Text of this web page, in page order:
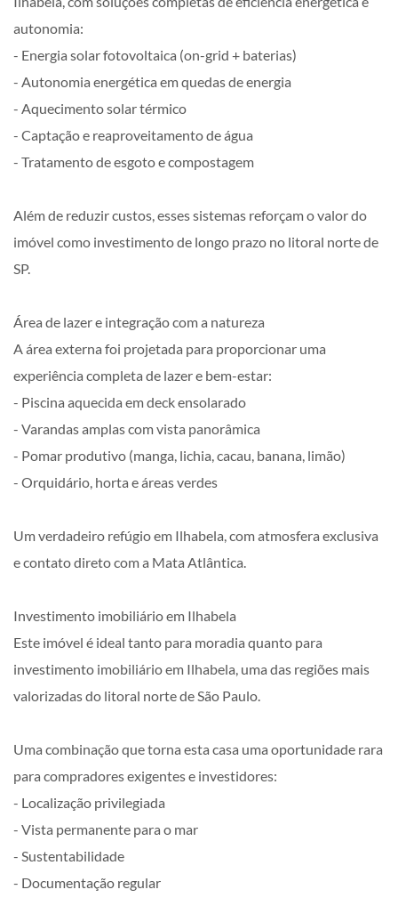
autonomia:
- Energia solar fotovoltaica (on-grid + baterias)
- Autonomia energética em quedas de energia
- Aquecimento solar térmico
- Captação e reaproveitamento de água
- Tratamento de esgoto e compostagem
Além de reduzir custos, esses sistemas reforçam o valor do
imóvel como investimento de longo prazo no litoral norte de
SP.
Área de lazer e integração com a natureza
A área externa foi projetada para proporcionar uma
experiência completa de lazer e bem-estar:
- Piscina aquecida em deck ensolarado
- Varandas amplas com vista panorâmica
- Pomar produtivo (manga, lichia, cacau, banana, limão)
- Orquidário, horta e áreas verdes
Um verdadeiro refúgio em Ilhabela, com atmosfera exclusiva
e contato direto com a Mata Atlântica.
Investimento imobiliário em Ilhabela
Este imóvel é ideal tanto para moradia quanto para
investimento imobiliário em Ilhabela, uma das regiões mais
valorizadas do litoral norte de São Paulo.
Uma combinação que torna esta casa uma oportunidade rara
para compradores exigentes e investidores:
- Localização privilegiada
- Vista permanente para o mar
- Sustentabilidade
- Documentação regular